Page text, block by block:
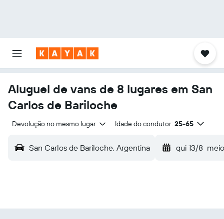
Aluguel de vans de 8 lugares em San
Carlos de Bariloche
Devolução no mesmo lugar Idade do condutor: 25-65
San Carlos de Bariloche, Argentina qui 13/8